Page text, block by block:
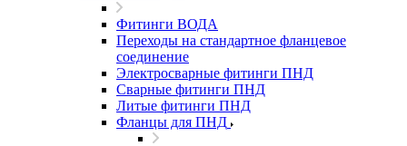
Фитинги ВОДА
Переходы на стандартное фланцевое
соединение
Электросварные фитинги ПНД
Сварные фитинги ПНД
Литые фитинги ПНД
Фланцы для ПНД